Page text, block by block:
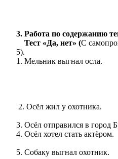
3. Работа по содержанию
Тест «Да, нет» (С
5).
1. Мельник
2. Осёл жил у
3. Осёл отправился в
4. Осёл хотел
5. Собаку